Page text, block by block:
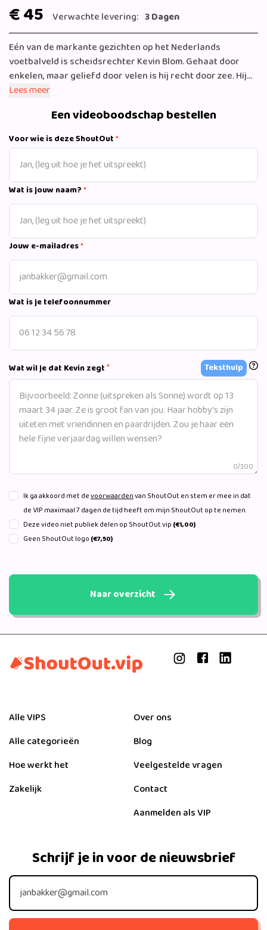
€ 45 Verwachte levering: 3 Dagen
Eén van de markante gezichten op het Nederlands
voetbalveld is scheidsrechter Kevin Blom. Gehaat door
enkelen, maar geliefd door velen is hij recht door zee. Hij
twijfelt nauwelijks tijdens zijn optreden als
"De Fluitende Leider" en geeft hij trainingen en
presentaties over leiderschap. Maak jij iemand blij met zijn
sportieve boodschap, of verdient iemand een gele of rode
kaart?
Lees meer
Een videoboodschap bestellen
Voor wie is deze ShoutOut*
Wat is jouw naam?*
Jouw e-mailadres*
Wat is je telefoonnummer
Wat wil je dat Kevin zegt* Teksthulp
0/300
Ik ga akkoord met devoorwaardenvan ShoutOut en stem er mee in dat
de VIP maximaal 7 dagen de tijd heeft om mijn ShoutOut op te nemen.
Deze video niet publiek delen op ShoutOut.vip (€1,00)
Geen ShoutOut logo (€7,50)
Naar overzicht
Alle VIPS
Alle categorieën
Hoe werkt het
Zakelijk
Over ons
Blog
Veelgestelde vragen
Contact
Aanmelden als VIP
Schrijf je in voor de nieuwsbrief